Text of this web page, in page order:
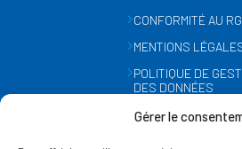
Gérer le
CONFORMITÉ AU
MENTIONS
POLITIQUE DE
DES DONNÉES